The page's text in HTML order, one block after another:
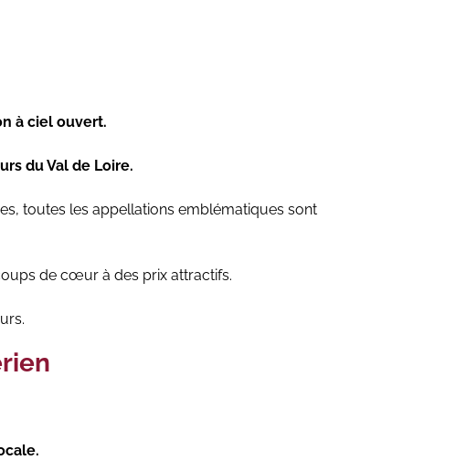
à ciel ouvert.
du Val de Loire.
toutes les appellations emblématiques sont
de cœur à des prix attractifs.